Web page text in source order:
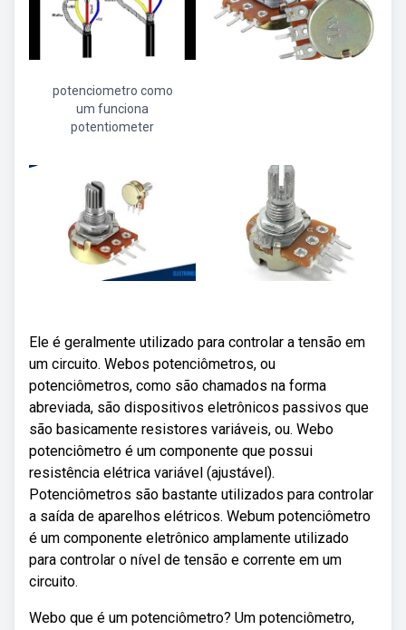
potenciometro como
um funciona
potentiometer
Ele é geralmente utilizado para controlar a tensão em
um circuito. Webos potenciômetros, ou
potenciômetros, como são chamados na forma
abreviada, são dispositivos eletrônicos passivos que
são basicamente resistores variáveis, ou. Webo
potenciômetro é um componente que possui
resistência elétrica variável (ajustável).
Potenciômetros são bastante utilizados para controlar
a saída de aparelhos elétricos. Webum potenciômetro
é um componente eletrônico amplamente utilizado
para controlar o nível de tensão e corrente em um
circuito.
Webo que é um potenciômetro? Um potenciômetro,